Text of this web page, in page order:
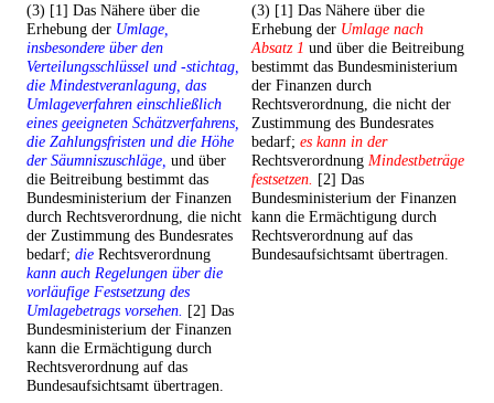
(3) [1] Das Nähere über die
Erhebung der Umlage,
insbesondere über den
Verteilungsschlüssel und -stichtag,
die Mindestveranlagung, das
Umlageverfahren einschließlich
eines geeigneten Schätzverfahrens,
die Zahlungsfristen und die Höhe
der Säumniszuschläge, und über
die Beitreibung bestimmt das
Bundesministerium der Finanzen
durch Rechtsverordnung, die nicht
der Zustimmung des Bundesrates
bedarf; die Rechtsverordnung
kann auch Regelungen über die
vorläufige Festsetzung des
Umlagebetrags vorsehen. [2] Das
Bundesministerium der Finanzen
kann die Ermächtigung durch
Rechtsverordnung auf das
Bundesaufsichtsamt übertragen.
(3) [1] Das Nähere über die
Erhebung der Umlage nach
Absatz 1 und über die Beitreibung
bestimmt das Bundesministerium
der Finanzen durch
Rechtsverordnung, die nicht der
Zustimmung des Bundesrates
bedarf; es kann in der
Rechtsverordnung Mindestbeträge
festsetzen. [2] Das
Bundesministerium der Finanzen
kann die Ermächtigung durch
Rechtsverordnung auf das
Bundesaufsichtsamt übertragen.